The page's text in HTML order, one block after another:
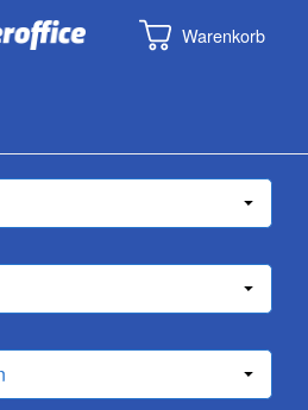
Warenkorb